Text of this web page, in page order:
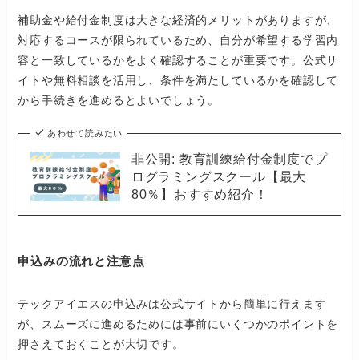
補助金や給付金制度は大きな経済的メリットがありますが、
対応するコースが限られているため、自分が希望する学習内
容と一致しているかをよく確認することが重要です。公式サ
イトや無料相談を活用し、条件を満たしているかを確認して
から手続きを進めるとよいでしょう。
あわせて読みたい
非公開: 教育訓練給付金制度でプ
ログラミングスクール【最大
80％】おすすめ紹介！
申込みの流れと注意点
テックアイエスの申込みは公式サイトから簡単に行えます
が、スムーズに進めるためには事前にいくつかのポイントを
押さえておくことが大切です。